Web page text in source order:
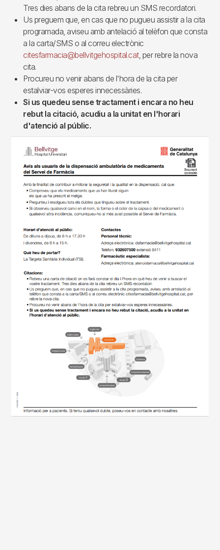
Tres dies abans de la cita rebreu un SMS recordatori.
Us preguem que, en cas que no pugueu assistir a la cita
programada, aviseu amb antelació al telèfon que consta
a la carta/SMS o al correu electrònic
citesfarmacia@bellvitgehospital.cat, per rebre la nova
cita.
Procureu no venir abans de l'hora de la cita per
estalviar-vos esperes innecessàries.
Si us quedeu sense tractament i encara no heu
rebut la citació, acudiu a la unitat en l'horari
d'atenció al públic.